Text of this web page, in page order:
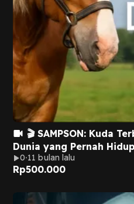
🎬 SAMPSON: Kuda
Dunia yang Pernah Hidup
0 11 bulan lalu
Rp500.000